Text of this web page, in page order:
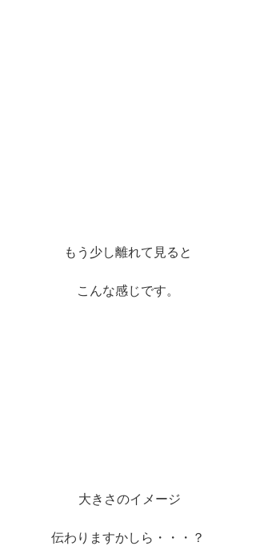
もう少し離れて見ると
こんな感じです。
大きさのイメージ
伝わりますかしら・・・？